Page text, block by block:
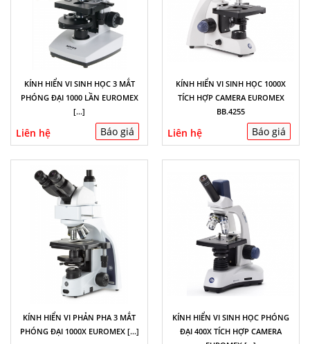
KÍNH HIỂN VI SINH HỌC 3 MẮT
PHÓNG ĐẠI 1000 LẦN EUROMEX
[...]
Liên hệ Báo giá
KÍNH HIỂN VI SINH HỌC 1000X
TÍCH HỢP CAMERA EUROMEX
BB.4255
Liên hệ Báo giá
KÍNH HIỂN VI PHẢN PHA 3 MẮT
PHÓNG ĐẠI 1000X EUROMEX [...]
KÍNH HIỂN VI SINH HỌC PHÓNG
ĐẠI 400X TÍCH HỢP CAMERA